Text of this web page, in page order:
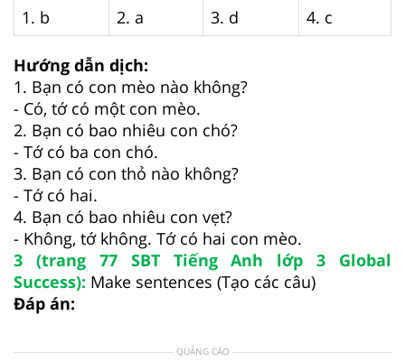
1. b 2. a 3. d 4. c
Hướng dẫn dịch:
1. Bạn có con mèo nào không?
- Có, tớ có một con mèo.
2. Bạn có bao nhiêu con chó?
- Tớ có ba con chó.
3. Bạn có con thỏ nào không?
- Tớ có hai.
4. Bạn có bao nhiêu con vẹt?
- Không, tớ không. Tớ có hai con mèo.
3 (trang 77 SBT Tiếng Anh lớp 3 Global
Success): Make sentences (Tạo các câu)
Đáp án:
QUẢNG CÁO